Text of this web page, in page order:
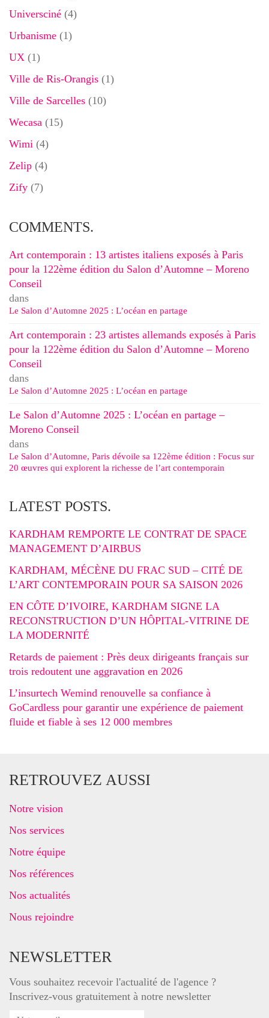
Universciné (4)
Urbanisme (1)
UX (1)
Ville de Ris-Orangis (1)
Ville de Sarcelles (10)
Wecasa (15)
Wimi (4)
Zelip (4)
Zify (7)
COMMENTS.
Art contemporain : 13 artistes italiens exposés à Paris
pour la 122ème édition du Salon d’Automne – Moreno
Conseil
dans
Le Salon d’Automne 2025 : L’océan en partage
Art contemporain : 23 artistes allemands exposés à Paris
pour la 122ème édition du Salon d’Automne – Moreno
Conseil
dans
Le Salon d’Automne 2025 : L’océan en partage
Le Salon d’Automne 2025 : L’océan en partage –
Moreno Conseil
dans
Le Salon d’Automne, Paris dévoile sa 122ème édition : Focus sur
20 œuvres qui explorent la richesse de l’art contemporain
LATEST POSTS.
KARDHAM REMPORTE LE CONTRAT DE SPACE
MANAGEMENT D’AIRBUS
KARDHAM, MÉCÈNE DU FRAC SUD – CITÉ DE
L’ART CONTEMPORAIN POUR SA SAISON 2026
EN CÔTE D’IVOIRE, KARDHAM SIGNE LA
RECONSTRUCTION D’UN HÔPITAL-VITRINE DE
LA MODERNITÉ
Retards de paiement : Près deux dirigeants français sur
trois redoutent une aggravation en 2026
L’insurtech Wemind renouvelle sa confiance à
GoCardless pour garantir une expérience de paiement
fluide et fiable à ses 12 000 membres
RETROUVEZ AUSSI
Notre vision
Nos services
Notre équipe
Nos références
Nos actualités
Nous rejoindre
NEWSLETTER
Vous souhaitez recevoir l'actualité de l'agence ?
Inscrivez-vous gratuitement à notre newsletter